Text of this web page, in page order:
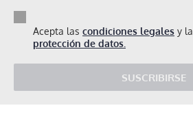
Acepta las condiciones legales y la
protección de datos.
SUSCRIBIRSE